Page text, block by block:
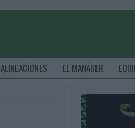
ALINEACIONES EL MANAGER